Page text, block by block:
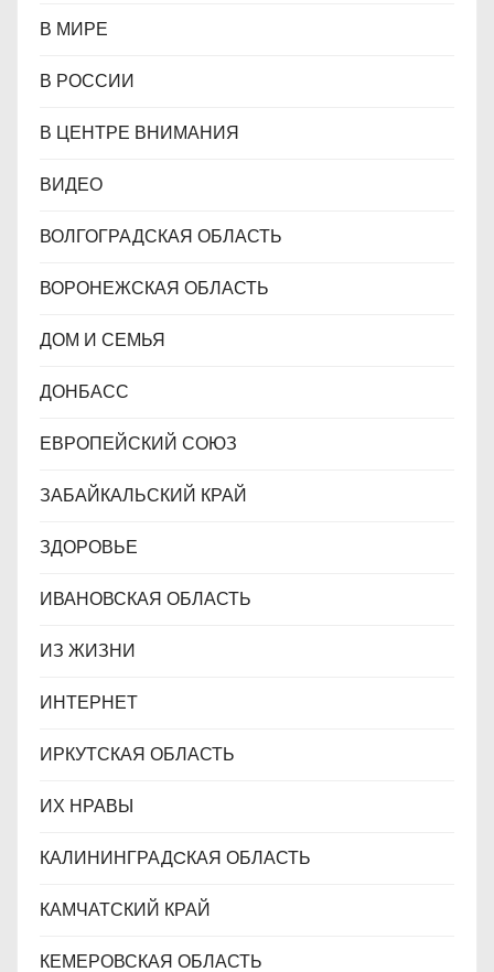
В МИРЕ
В РОССИИ
В ЦЕНТРЕ ВНИМАНИЯ
ВИДЕО
ВОЛГОГРАДСКАЯ ОБЛАСТЬ
ВОРОНЕЖСКАЯ ОБЛАСТЬ
ДОМ И СЕМЬЯ
ДОНБАСС
ЕВРОПЕЙСКИЙ СОЮЗ
ЗАБАЙКАЛЬСКИЙ КРАЙ
ЗДОРОВЬЕ
ИВАНОВСКАЯ ОБЛАСТЬ
ИЗ ЖИЗНИ
ИНТЕРНЕТ
ИРКУТСКАЯ ОБЛАСТЬ
ИХ НРАВЫ
КАЛИНИНГРАДCКАЯ ОБЛАСТЬ
КАМЧАТСКИЙ КРАЙ
КЕМЕРОВСКАЯ ОБЛАСТЬ